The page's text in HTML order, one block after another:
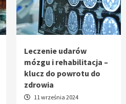
Leczenie udarów
mózgu i rehabilitacja –
klucz do powrotu do
zdrowia
11 września 2024